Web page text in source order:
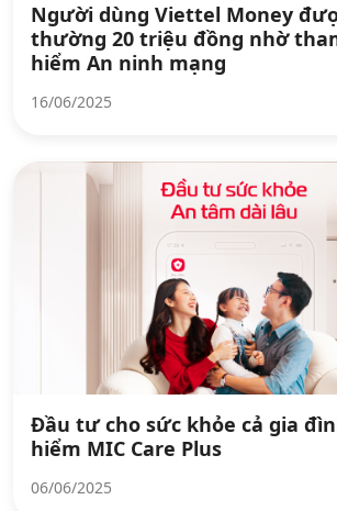
Người dùng Viettel Money
thường 20 triệu đồng nhờ
hiểm An ninh mạng
16/06/2025
Đầu tư cho sức khỏe cả gia
hiểm MIC Care Plus
06/06/2025